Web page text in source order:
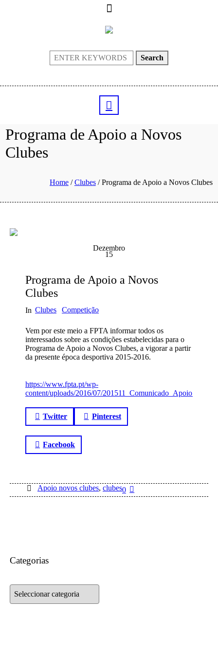
Search
Programa de Apoio a Novos
Clubes
Home /Clubes /Programa de Apoio a Novos Clubes
Dezembro
15
Programa de Apoio a Novos
Clubes
In Clubes Competição
Vem por este meio a FPTA informar todos os
interessados sobre as condições estabelecidas para o
Programa de Apoio a Novos Clubes, a vigorar a partir
da presente época desportiva 2015-2016.
https://www.fpta.pt/wp-
content/uploads/2016/07/
Twitter Pinterest
Facebook
0
Apoio novos clubes, clubes
Categorias
Categorias